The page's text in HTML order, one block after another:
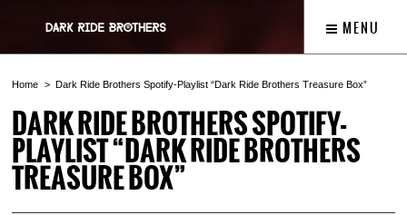
MENU
Home Dark Ride Brothers Spotify-Playlist “Dark Ride Brothers Treasure Box”
DARK RIDE BROTHERS SPOTIFY-
PLAYLIST “DARK RIDE BROTHERS
TREASURE BOX”